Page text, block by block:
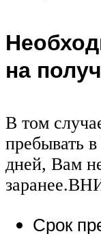
на
В том
пребывать
дней, Вам
Срок